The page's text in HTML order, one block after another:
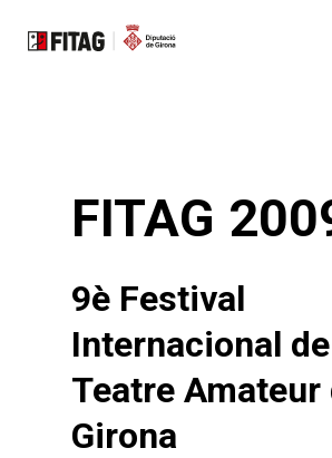
FITAG
9è Festival
Internacional de
Teatre Amateur
Girona